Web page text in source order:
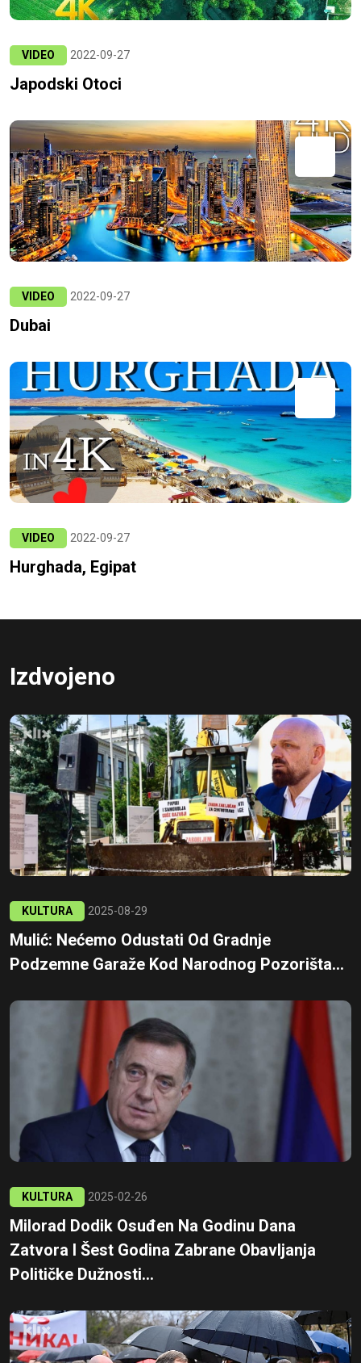
VIDEO 2022-09-27
Japodski Otoci
VIDEO 2022-09-27
Dubai
VIDEO 2022-09-27
Hurghada, Egipat
Izdvojeno
KULTURA 2025-08-29
Mulić: Nećemo Odustati Od Gradnje
Podzemne Garaže Kod Narodnog Pozorišta...
KULTURA 2025-02-26
Milorad Dodik Osuđen Na Godinu Dana
Zatvora I Šest Godina Zabrane Obavljanja
Političke Dužnosti...